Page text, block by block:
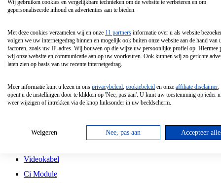
Schermgrootte 24 Inch
Schermgrootte 85 Inch
Schermgrootte 98 Inch
Tcl
Hd Led Tv
Antennekabel
Videokabel
Ci Module
Wij gebruiken cookies en vergelijkbare technieken om de website te verbeteren en om
gepersonaliseerde inhoud en advertenties aan te bieden.
Met deze cookies verzamelen wij en onze 11 partners informatie over u als website
volgen we uw internetgedrag binnen en mogelijk ook buiten onze website aan de hand van
factoren, zoals uw IP-adres. Wij bouwen op die wijze uw persoonlijke profiel op. Hiermee
wij onze website en communicatie aan op uw voorkeuren. Ook kunnen wij zo gerichte
laten zien op basis van uw recente internetgedrag.
Meer informatie kunt u lezen in ons privacybeleid, cookiebeleid en onze affiliate disclaimer,
opent u de instellingen door te klikken op 'Nee, pas aan'. U kunt uw toestemming op ieder
weer wijzigen of intrekken via de knop linksonder in uw beeldscherm.
Weigeren Nee, pas aan Accepteer